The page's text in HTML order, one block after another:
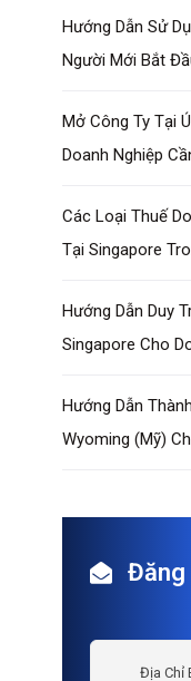
Hướng Dẫn Sử
Người Mới Bắt
Mở Công Ty Tại
Doanh Nghiệp
Các Loại Thuế
Tại Singapore
Hướng Dẫn Duy
Singapore Cho
Hướng Dẫn
Wyoming (Mỹ)
Đăng